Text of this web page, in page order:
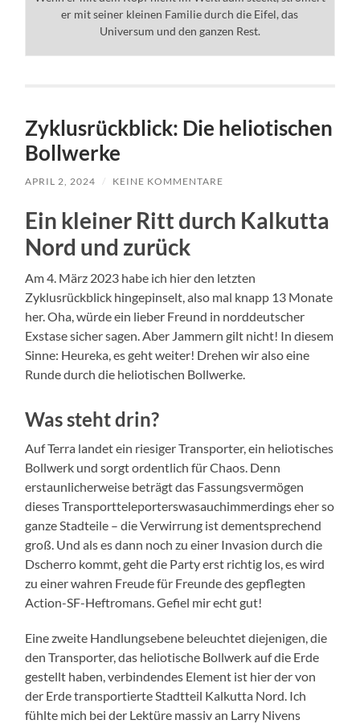
er mit seiner kleinen Familie durch die Eifel, das
Universum und den ganzen Rest.
Zyklusrückblick: Die heliotischen
Bollwerke
APRIL 2, 2024 / KEINE KOMMENTARE
Ein kleiner Ritt durch Kalkutta
Nord und zurück
Am 4. März 2023 habe ich hier den letzten
Zyklusrückblick hingepinselt, also mal knapp 13 Monate
her. Oha, würde ein lieber Freund in norddeutscher
Exstase sicher sagen. Aber Jammern gilt nicht! In diesem
Sinne: Heureka, es geht weiter! Drehen wir also eine
Runde durch die heliotischen Bollwerke.
Was steht drin?
Auf Terra landet ein riesiger Transporter, ein heliotisches
Bollwerk und sorgt ordentlich für Chaos. Denn
erstaunlicherweise beträgt das Fassungsvermögen
dieses Transportteleporterswasauchimmerdings eher so
ganze Stadteile – die Verwirrung ist dementsprechend
groß. Und als es dann noch zu einer Invasion durch die
Dscherro kommt, geht die Party erst richtig los, es wird
zu einer wahren Freude für Freunde des gepflegten
Action-SF-Heftromans. Gefiel mir echt gut!
Eine zweite Handlungsebene beleuchtet diejenigen, die
den Transporter, das heliotische Bollwerk auf die Erde
gestellt haben, verbindendes Element ist hier der von
der Erde transportierte Stadtteil Kalkutta Nord. Ich
fühlte mich bei der Lektüre massiv an Larry Nivens